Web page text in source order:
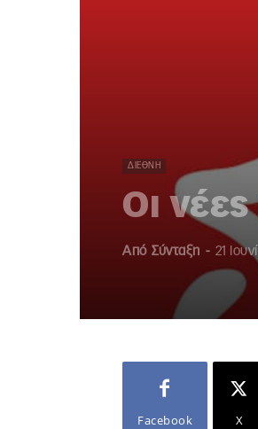
ΔΙΕΘΝΉ
Οι
Από Σύνταξη - 21
Facebook X